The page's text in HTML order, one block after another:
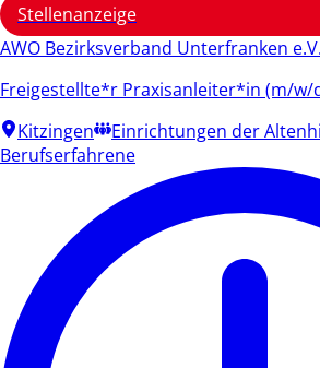
Stellenanzeige
AWO Bezirksverband Unterfranken e.V.
Freigestellte*r Praxisanleiter*in (m/w/
Kitzingen
Einrichtungen der
Berufserfahrene